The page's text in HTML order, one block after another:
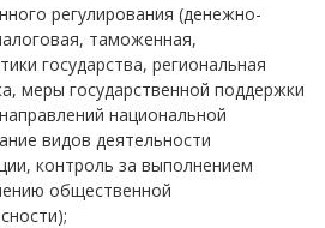
регулирования (денежно-
таможенная,
государства, региональная
меры государственной поддержки
национальной
видов деятельности
контроль за выполнением
общественной